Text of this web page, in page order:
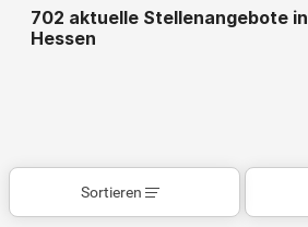
702 aktuelle Stellenangebote in
Hessen
Sortieren